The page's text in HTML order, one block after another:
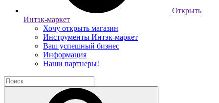
Открыть
Интэк-маркет
Хочу открыть магазин
Инструменты Интэк-маркет
Ваш успешный бизнес
Информация
Наши партнеры!